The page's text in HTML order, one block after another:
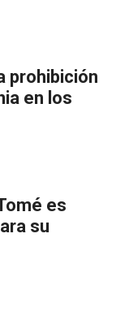
prohibición
en los
es
su